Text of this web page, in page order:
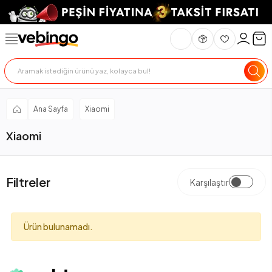
Ana Sayfa Xiaomi
Xiaomi
Filtreler Karşılaştır
Ürün bulunamadı.